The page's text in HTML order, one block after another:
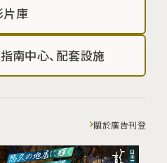
片庫
南中心、配套設施
關於廣告刊登